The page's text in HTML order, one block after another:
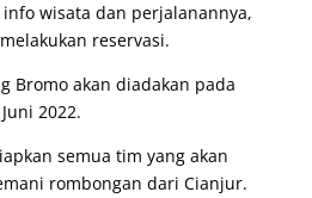
wisata dan perjalanannya,
reservasi.
Bromo akan diadakan pada
2022.
semua tim yang akan
rombongan dari Cianjur.